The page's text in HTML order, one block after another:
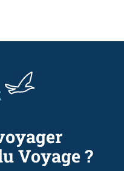
Voyage ?